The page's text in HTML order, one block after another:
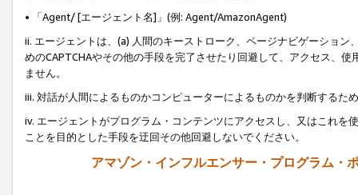
• 「Agent/ [エージェント名]」(例: Agent/AmazonAgent)
ii. エージェントは、(a) 人間のキーストローク、ページナビゲーショ
めのCAPTCHAやその他の手段を完了させたり回避して、アクセス、
ません。
iii. 対話が人間によるものかコンピューターによるものかを判断するた
iv. エージェントがプログラム・コンテンツにアクセスし、又はこれ
ことを目的とした手段を迂回その他回避しないでください。
アマゾン・インフルエンサー・プログラム・